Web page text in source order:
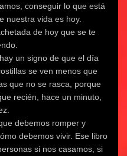
conseguir lo que está
nuestra vida es hoy.
de hoy que se te
un signo de que el día
se ven menos que
que no se rasca, porque
recién, hace un minuto,
debemos romper y
debemos vivir. Ese libro
si nos casamos, si